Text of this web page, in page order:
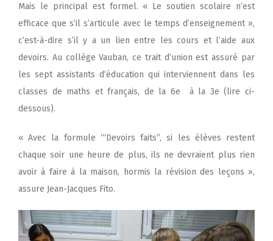
Mais le principal est formel. « Le soutien scolaire n’est
efficace que s’il s’articule avec le temps d’enseignement »,
c’est-à-dire s’il y a un lien entre les cours et l’aide aux
devoirs. Au collège Vauban, ce trait d’union est assuré par
les sept assistants d’éducation qui interviennent dans les
classes de maths et français, de la 6e à la 3e (lire ci-
dessous).
« Avec la formule ‘“Devoirs faits”, si les élèves restent
chaque soir une heure de plus, ils ne devraient plus rien
avoir à faire à la maison, hormis la révision des leçons »,
assure Jean-Jacques Fito.